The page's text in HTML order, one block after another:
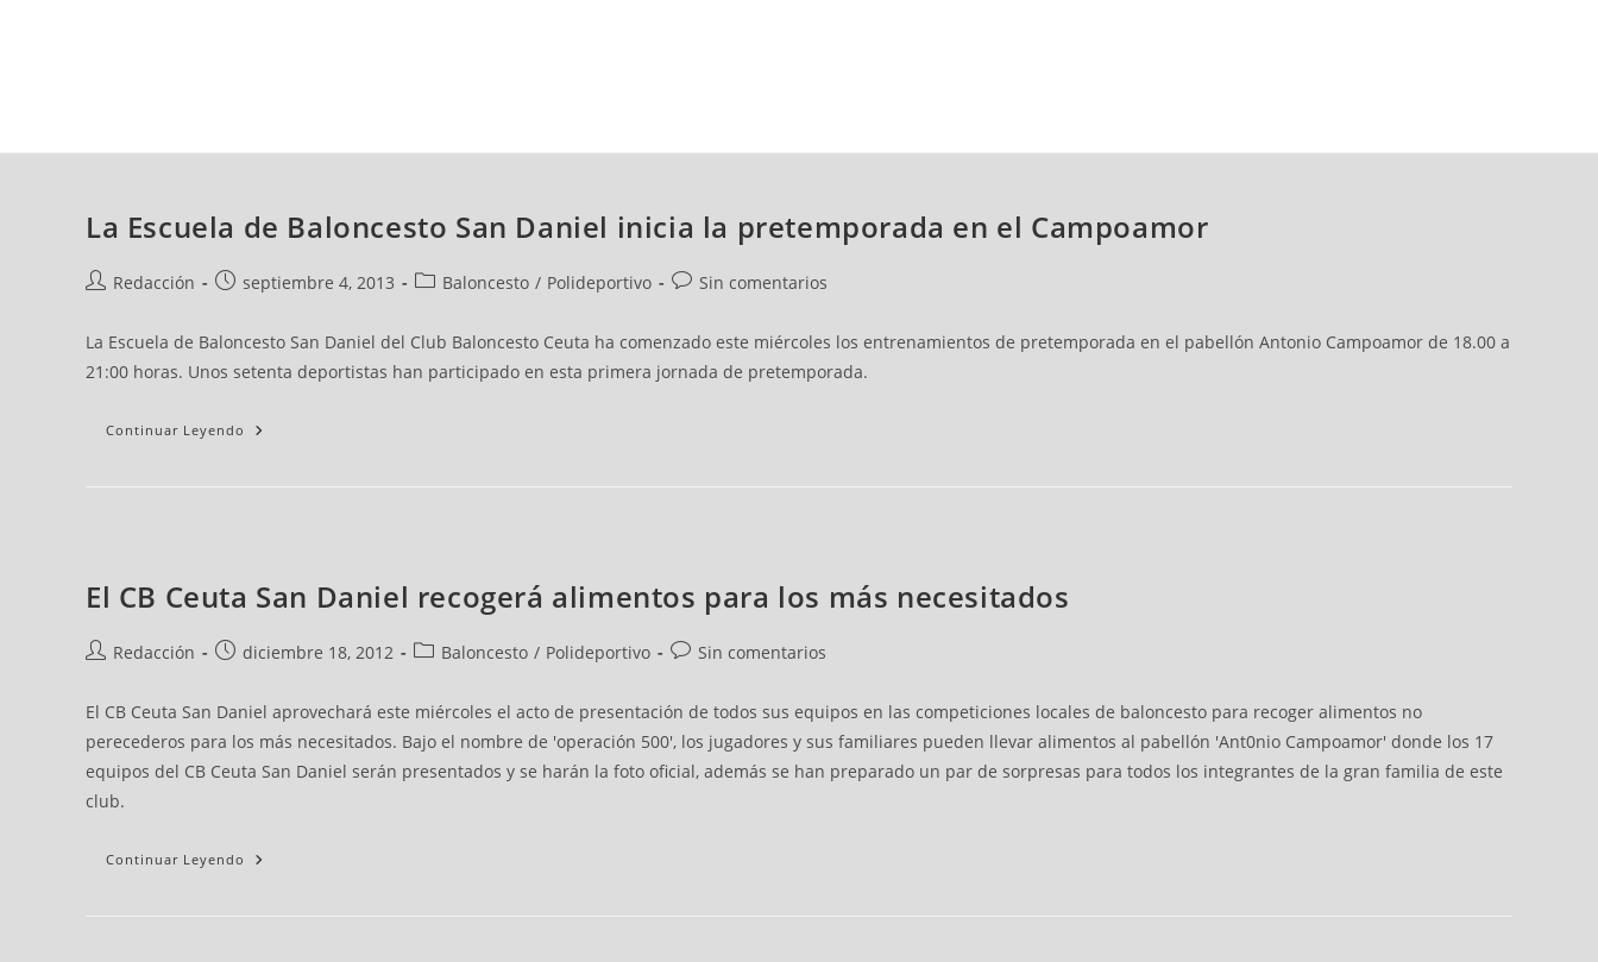
La Escuela de Baloncesto San Daniel inicia la pretemporada en el Campoamor
Redacción septiembre 4, 2013 Baloncesto / Polideportivo Sin comentarios
La Escuela de Baloncesto San Daniel del Club Baloncesto Ceuta ha comenzado este miércoles los entrenamientos de pretemporada en el pabellón Antonio Campoamor de 18.00 a
21:00 horas. Unos setenta deportistas han participado en esta primera jornada de pretemporada.
Continuar Leyendo
El CB Ceuta San Daniel recogerá alimentos para los más necesitados
Redacción diciembre 18, 2012 Baloncesto / Polideportivo Sin comentarios
El CB Ceuta San Daniel aprovechará este miércoles el acto de presentación de todos sus equipos en las competiciones locales de baloncesto para recoger alimentos no
perecederos para los más necesitados. Bajo el nombre de 'operación 500', los jugadores y sus familiares pueden llevar alimentos al pabellón 'Ant0nio Campoamor' donde los 17
equipos del CB Ceuta San Daniel serán presentados y se harán la foto oficial, además se han preparado un par de sorpresas para todos los integrantes de la gran familia de este
club.
Continuar Leyendo